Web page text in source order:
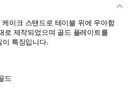
이크 스탠드로 테이블 위에 우아함
로 제작되었으며 골드 플레이트를
이 특징입니다.
드